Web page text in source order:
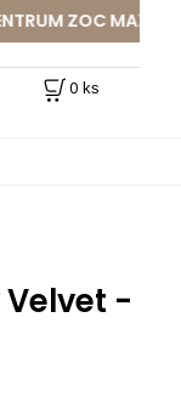
ZOC MAX a
0 ks
-